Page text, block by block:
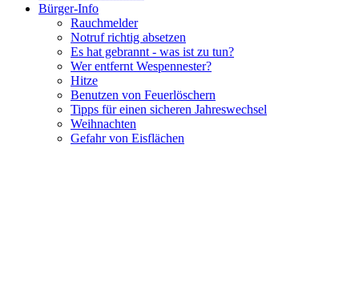
Bürger-Info
Rauchmelder
Notruf richtig absetzen
Es hat gebrannt - was ist zu tun?
Wer entfernt Wespennester?
Hitze
Benutzen von Feuerlöschern
Tipps für einen sicheren Jahreswechsel
Weihnachten
Gefahr von Eisflächen